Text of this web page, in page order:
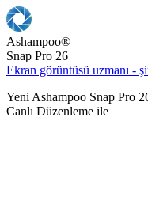
Ashampoo®
Snap Pro 26
Ekran görüntüsü uzmanı -
Yeni Ashampoo Snap Pro
Canlı Düzenleme ile